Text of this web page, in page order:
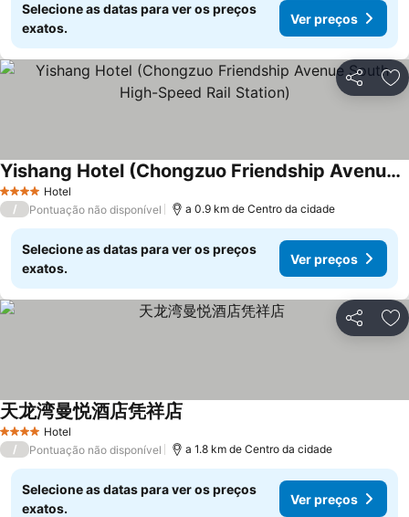
Selecione as datas para ver os preços
exatos.
Ver preços
Partilhar
4 EstrelasHotel
Yishang Hotel (Chongzuo Friendship Avenue South High-Speed Rail Station)
/ Pontuação não disponível a 0.9 km de Centro da cidade
Selecione as datas para ver os preços
exatos.
Ver preços
Partilhar
4 EstrelasHotel
天龙湾曼悦酒店凭祥店
/ Pontuação não disponível a 1.8 km de Centro da cidade
Selecione as datas para ver os preços
exatos.
Ver preços